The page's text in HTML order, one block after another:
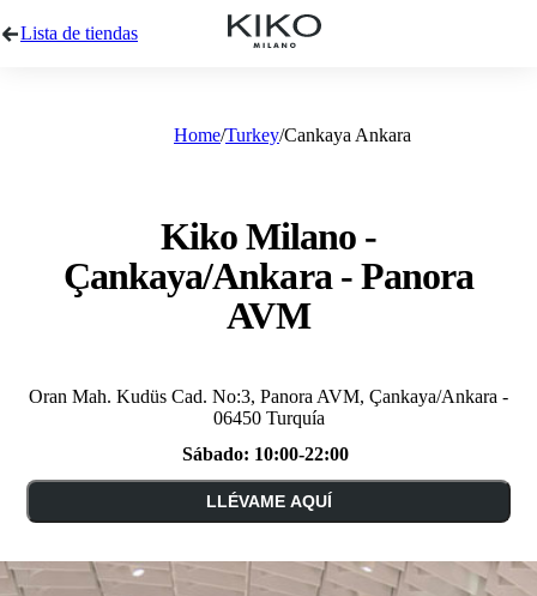
Lista de tiendas
Home Turkey Cankaya Ankara
Kiko Milano -
Çankaya/Ankara - Panora
AVM
Oran Mah. Kudüs Cad. No:3, Panora AVM, Çankaya/Ankara -
06450 Turquía
Sábado: 10:00-22:00
LLÉVAME AQUÍ